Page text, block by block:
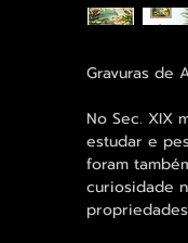
Gravuras de
No Sec. XIX
estudar e
foram
curiosidade